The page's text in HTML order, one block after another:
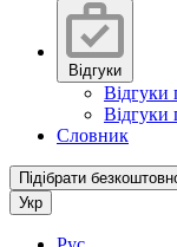
Відгуки
Відгуки
Відгуки
Словник
Підібрати
Укр